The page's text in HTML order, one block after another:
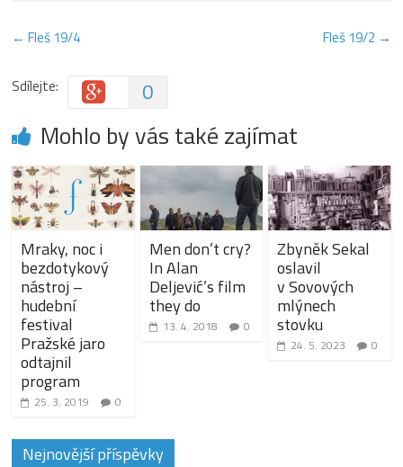
← Fleš 19/4 Fleš 19/2 →
Sdílejte: 0
Mohlo by vás také zajímat
Mraky, noc i
bezdotykový
nástroj –
hudební
festival
Pražské jaro
odtajnil
program
25. 3. 2019 0
Men don’t cry?
In Alan
Deljević’s film
they do
13. 4. 2018 0
Zbyněk Sekal
oslavil
v Sovových
mlýnech
stovku
24. 5. 2023 0
Nejnovější příspěvky